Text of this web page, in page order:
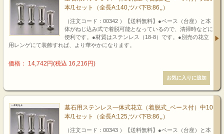
本/1セット（全長A:140,ツバ下B:86,,）
（注文コード：00342 ）【送料無料】●ベース（台座）と本
体がねじ込み式で着脱可能となっているので、清掃時などに
便利です。●材質はステンレス（18-8）です。●別売の花立
用レンゲにて装飾すれば、より華やかになります。
価格： 14,742円(税込 16,216円)
墓石用ステンレス一体式花立（着脱式_ベース付）中10
本/1セット（全長A:125,ツバ下B:86,,）
（注文コード：00343 ）【送料無料】●ベース（台座）と本